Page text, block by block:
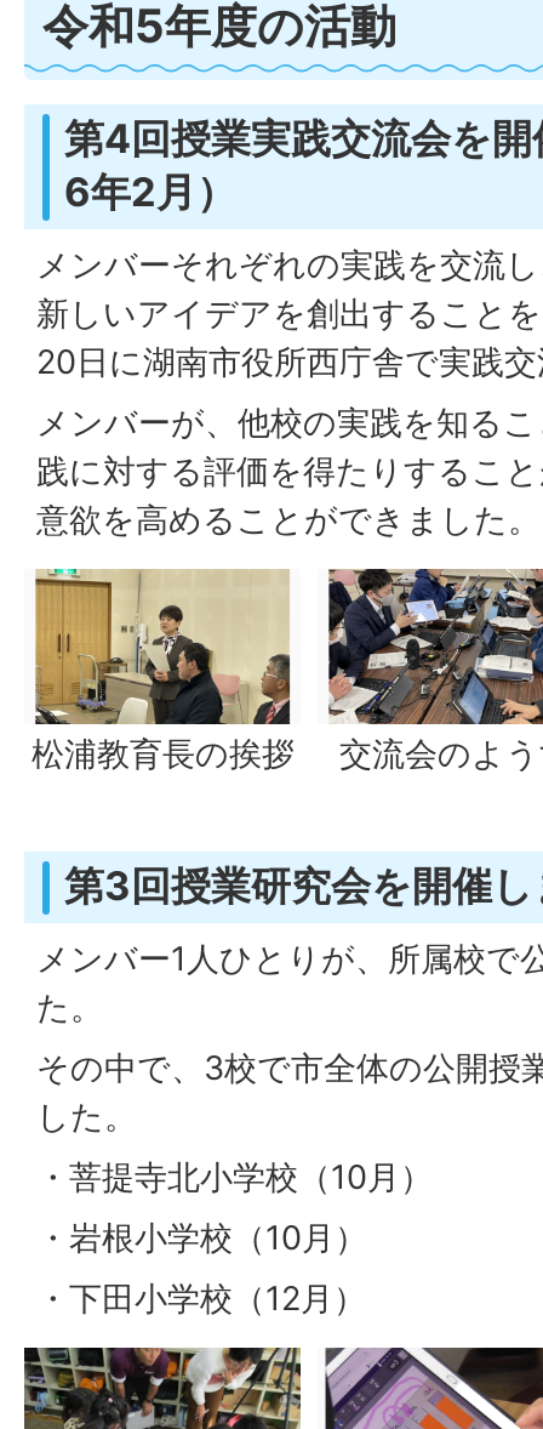
令和5年度の活動
第4回授業実践交流会を
6年2月）
メンバーそれぞれの実践を交流
新しいアイデアを創出すること
20日に湖南市役所西庁舎で実践
メンバーが、他校の実践を知る
践に対する評価を得たりするこ
意欲を高めることができました。
松浦教育長の挨拶 交流会のよ
第3回授業研究会を開催
メンバー1人ひとりが、所属校で
た。
その中で、3校で市全体の公開授
した。
・菩提寺北小学校（10月）
・岩根小学校（10月）
・下田小学校（12月）